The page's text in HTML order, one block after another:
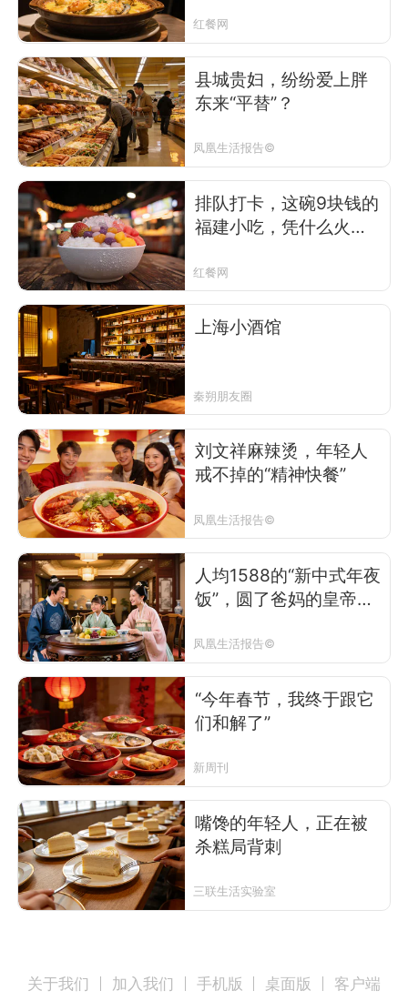
红餐网
县城贵妇，纷纷爱上胖
东来“平替”？
凤凰生活报告©
排队打卡，这碗9块钱的
福建小吃，凭什么火遍
红餐网
上海小酒馆
秦朔朋友圈
刘文祥麻辣烫，年轻人
戒不掉的“精神快餐”
凤凰生活报告©
人均1588的“新中式年夜
饭”，圆了爸妈的皇帝
凤凰生活报告©
“今年春节，我终于跟它
们和解了”
新周刊
嘴馋的年轻人，正在被
杀糕局背刺
三联生活实验室
关于我们 加入我们 手机版 桌面版 客户端